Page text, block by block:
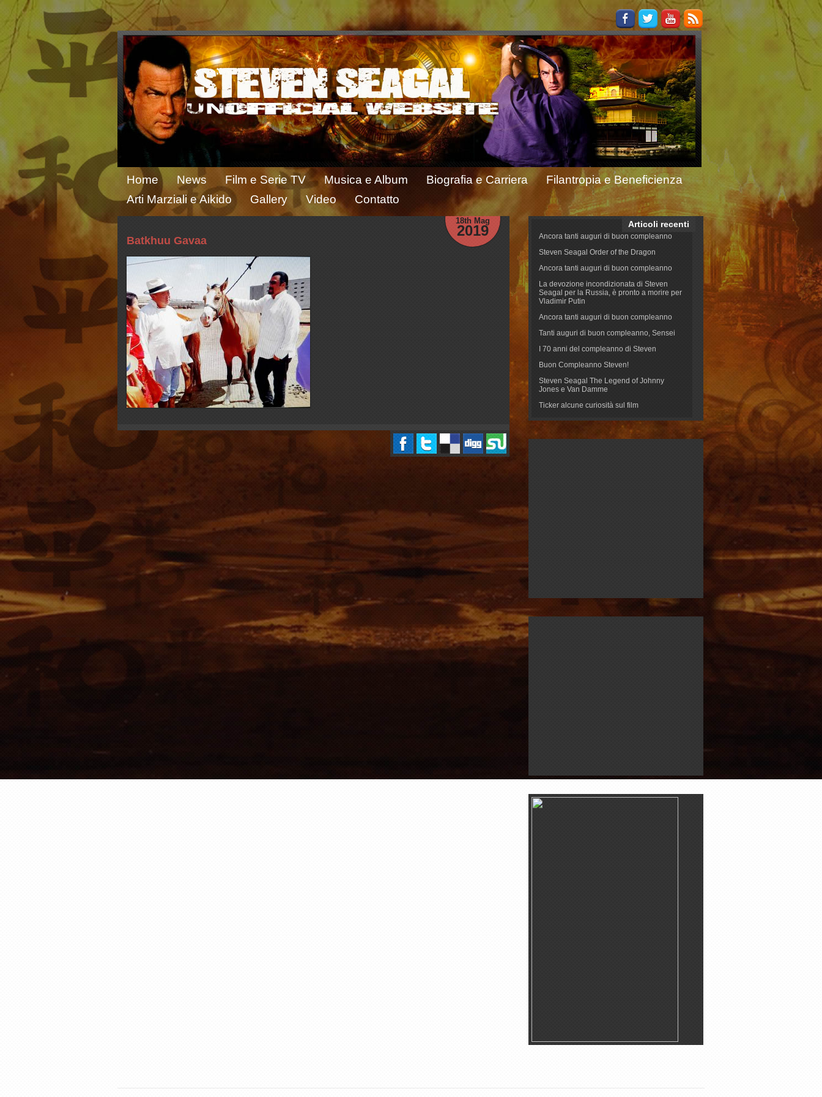
Home News Film e Serie TV Musica e Album Biografia e Carriera
Filantropia e Beneficienza
Arti Marziali e Aikido
Gallery Video Contatto
18th Mag
2019
Batkhuu Gavaa
Articoli recenti
Ancora tanti auguri di buon compleanno
Steven Seagal Order of the Dragon
Ancora tanti auguri di buon compleanno
La devozione incondizionata di Steven
Seagal per la Russia, è pronto a morire per
Vladimir Putin
Ancora tanti auguri di buon compleanno
Tanti auguri di buon compleanno, Sensei
I 70 anni del compleanno di Steven
Buon Compleanno Steven!
Steven Seagal The Legend of Johnny
Jones e Van Damme
Ticker alcune curiosità sul film